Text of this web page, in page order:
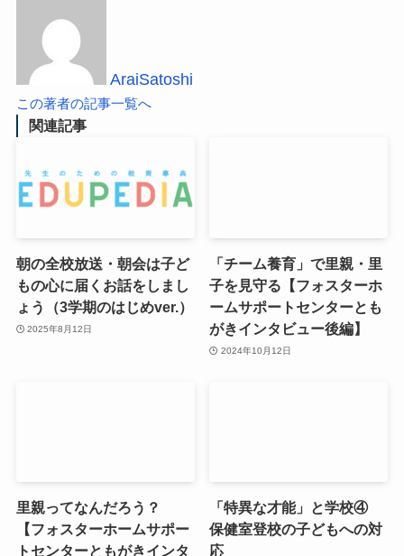
AraiSatoshi
この著者の記事一覧へ
関連記事
朝の全校放送・朝会は子ど
もの心に届くお話をしまし
ょう（3学期のはじめver.）
2025年8月12日
「チーム養育」で里親・里
子を見守る【フォスターホ
ームサポートセンターとも
がきインタビュー後編】
2024年10月12日
里親ってなんだろう？
【フォスターホームサポー
トセンターともがきインタ
「特異な才能」と学校④
保健室登校の子どもへの対
応